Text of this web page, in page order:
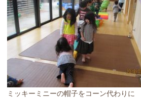
ミッキーミニーの帽子をコーン代わりに